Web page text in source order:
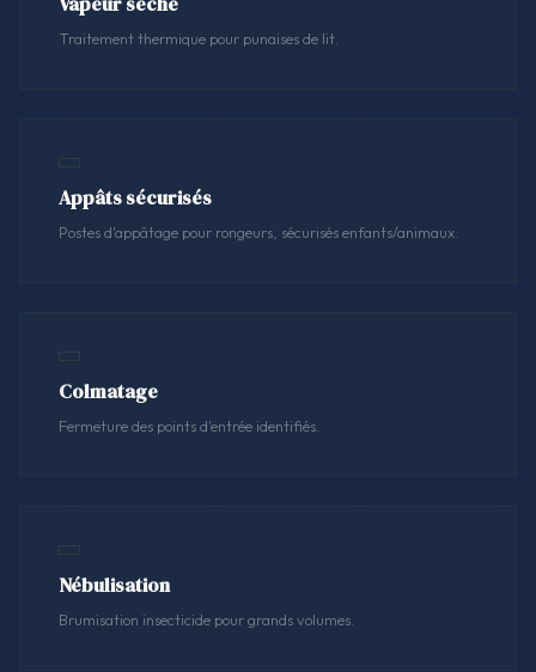
Traitement thermique pour punaises de lit.
Appâts sécurisés
Postes d'appâtage pour rongeurs, sécurisés enfants/animaux.
Colmatage
Fermeture des points d'entrée identifiés.
Nébulisation
Brumisation insecticide pour grands volumes.